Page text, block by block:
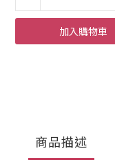
加入購物車
商品描述